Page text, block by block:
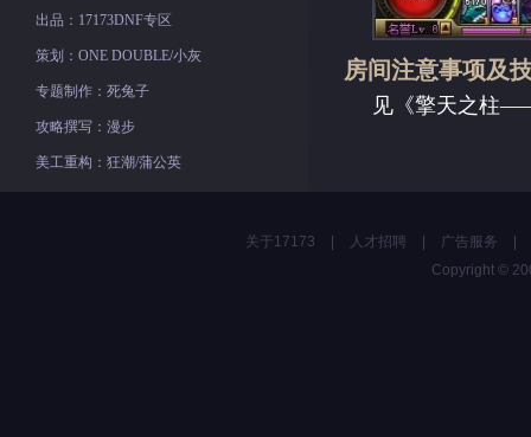
出品：17173DNF专区
策划：ONE DOUBLE/小灰
专题制作：死兔子
攻略撰写：漫步
美工重构：狂潮/蒲公英
房间注意事项及
见《擎天之柱
关于17173 人才招聘 广告服务
Copyright ©